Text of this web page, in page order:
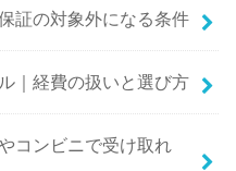
証の対象外になる条件
｜経費の扱いと選び方
コンビニで受け取れ